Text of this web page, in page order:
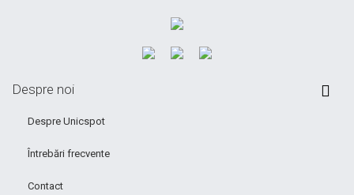
Despre noi
Despre Unicspot
Întrebări frecvente
Contact